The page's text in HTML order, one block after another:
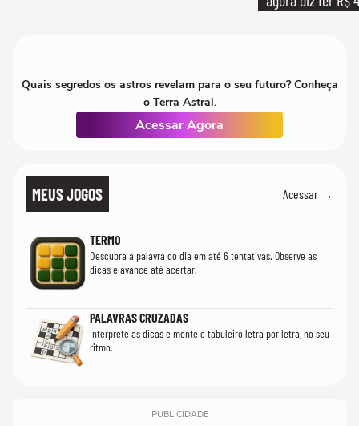
Quais segredos os astros revelam para o seu futuro? Conheça
o Terra Astral.
Acessar Agora
MEUS JOGOS Acessar →
TERMO
Descubra a palavra do dia em até 6 tentativas. Observe as
dicas e avance até acertar.
PALAVRAS CRUZADAS
Interprete as dicas e monte o tabuleiro letra por letra, no seu
ritmo.
PUBLICIDADE